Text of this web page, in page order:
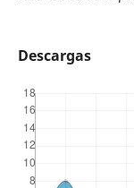
Descargas